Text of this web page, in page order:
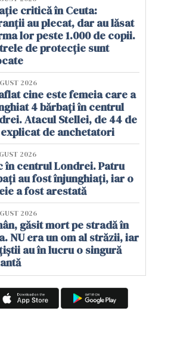
critică în Ceuta:
au plecat, dar au lăsat
lor peste 1.000 de copii.
de protecție sunt
2026
cine este femeia care a
4 bărbați în centrul
Atacul Stellei, de 44 de
de anchetatori
2026
în centrul Londrei. Patru
au fost înjunghiați, iar o
a fost arestată
2026
găsit mort pe stradă în
NU era un om al străzii, iar
au în lucru o singură